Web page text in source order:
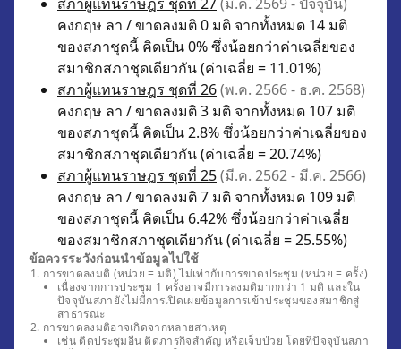
คงกฤษ ลา / ขาดลงมติ 0 มติ จากทั้งหมด 14 มติ
ของสภาชุดนี้ คิดเป็น 0% ซึ่งน้อยกว่าค่าเฉลี่ยของ
สมาชิกสภาชุดเดียวกัน (ค่าเฉลี่ย = 11.01%)
สภาผู้แทนราษฎร ชุดที่ 26(พ.ค. 2566 - ธ.ค. 2568)
คงกฤษ ลา / ขาดลงมติ 3 มติ จากทั้งหมด 107 มติ
ของสภาชุดนี้ คิดเป็น 2.8% ซึ่งน้อยกว่าค่าเฉลี่ยของ
สมาชิกสภาชุดเดียวกัน (ค่าเฉลี่ย = 20.74%)
สภาผู้แทนราษฎร ชุดที่ 25(มี.ค. 2562 - มี.ค. 2566)
คงกฤษ ลา / ขาดลงมติ 7 มติ จากทั้งหมด 109 มติ
ของสภาชุดนี้ คิดเป็น 6.42% ซึ่งน้อยกว่าค่าเฉลี่ย
ของสมาชิกสภาชุดเดียวกัน (ค่าเฉลี่ย = 25.55%)
ข้อควรระวังก่อนนำข้อมูลไปใช้
การขาดลงมติ (หน่วย = มติ) ไม่เท่ากับการขาดประชุม (หน่วย = ครั้ง)
เนื่องจากการประชุม 1 ครั้งอาจมีการลงมติมากกว่า 1 มติ และใน
ปัจจุบันสภายังไม่มีการเปิดเผยข้อมูลการเข้าประชุมของสมาชิกสู่
สาธารณะ
การขาดลงมติอาจเกิดจากหลายสาเหตุ
เช่น ติดประชุมอื่น ติดภารกิจสำคัญ หรือเจ็บป่วย โดยที่ปัจจุบันสภา